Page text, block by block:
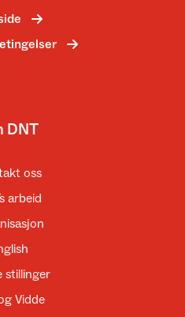
DNT
oss
arbeid
stillinger
Vidde